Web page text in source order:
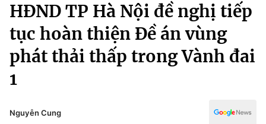
Chuyên mục
Chính trị
Xã hội
Pháp luật
Pháp luật
Thể thao
Truyền hình
Công nghệ
HĐND TP Hà Nội đề nghị tiếp
tục hoàn thiện Đề án vùng
phát thải thấp trong Vành đai
1
Nguyễn Cung